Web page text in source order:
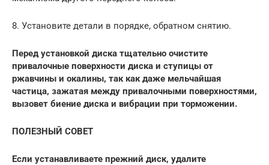
8. Установите детали в порядке, обратном снятию.
Перед установкой диска тщательно очистите
привалочные поверхности диска и ступицы от
ржавчины и окалины, так как даже мель­чайшая
частица, зажатая между привалоч­ными поверхностями,
вызовет биение диска и вибрации при торможении.
ПОЛЕЗНЫЙ СОВЕТ
Если устанавливаете прежний диск, удалите